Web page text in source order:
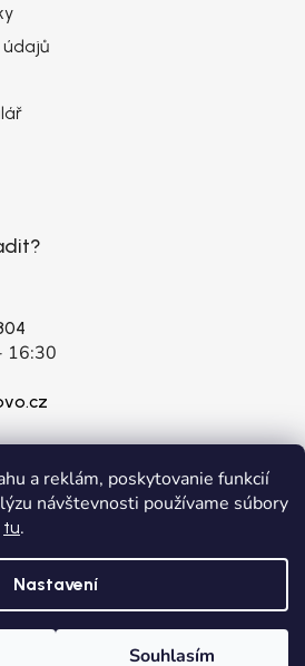
a reklám, poskytovanie funkcií
návštevnosti používame súbory
tu.
Nastavení
Souhlasím
údajů
16:30
Shoptet a Adatelier
. Všechna práva vyhrazena.